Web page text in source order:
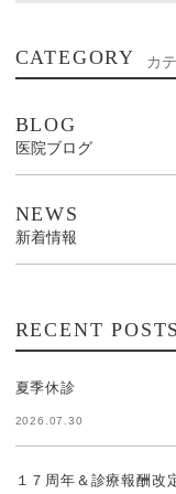
CATEGORY カ
BLOG
医院ブログ
NEWS
新着情報
RECENT POSTS
夏季休診
2026.07.30
１７周年＆診療報酬改